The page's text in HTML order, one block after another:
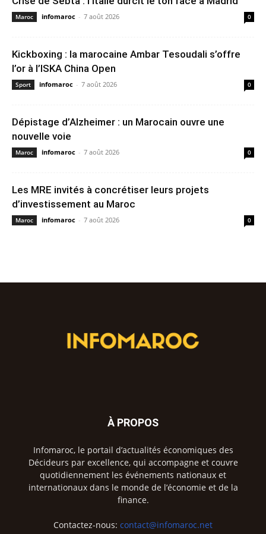
Maroc infomaroc - 7 août 2026 0
Kickboxing : la marocaine Ambar Tesoudali s’offre
l’or à l’ISKA China Open
Sport infomaroc - 7 août 2026 0
Dépistage d’Alzheimer : un Marocain ouvre une
nouvelle voie
Maroc infomaroc - 7 août 2026 0
Les MRE invités à concrétiser leurs projets
d’investissement au Maroc
Maroc infomaroc - 7 août 2026 0
À PROPOS
Infomaroc, le portail d’actualités économiques des
Décideurs par excellence, qui accompagne et couvre
quotidiennement les événements nationaux et
internationaux dans le monde de l’économie et de la
finance.
Contactez-nous: contact@infomaroc.net